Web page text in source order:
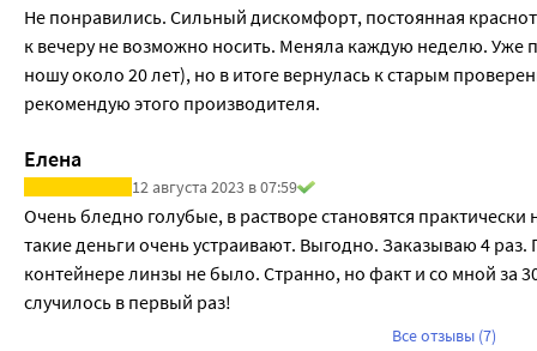
Не понравились. Сильный дискомфорт, постоянная
к вечеру не возможно носить. Меняла каждую неделю. Уже
ношу около 20 лет), но в итоге вернулась к старым
рекомендую этого производителя.
Елена
12 августа 2023 в 07:59
Очень бледно голубые, в растворе становятся
такие деньги очень устраивают. Выгодно. Заказываю 4
контейнере линзы не было. Странно, но факт и со мной за
случилось в первый раз!
Все отзывы (7)